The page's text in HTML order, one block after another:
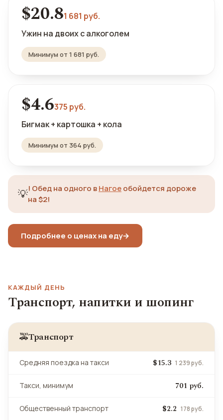
$20.81 681 руб.
Ужин на двоих с алкоголем
Минимум от 1 681 руб.
$4.6375 руб.
Бигмак + картошка + кола
Минимум от 364 руб.
💡! Обед на одного вНагоеобойдется дороже
на $2!
Подробнее о ценах на еду→
КАЖДЫЙ ДЕНЬ
Транспорт, напитки и шопинг
🚕Транспорт
Средняя поездка на такси $15.3 1 239 руб.
Такси, минимум 701 руб.
Общественный транспорт $2.2 178 руб.